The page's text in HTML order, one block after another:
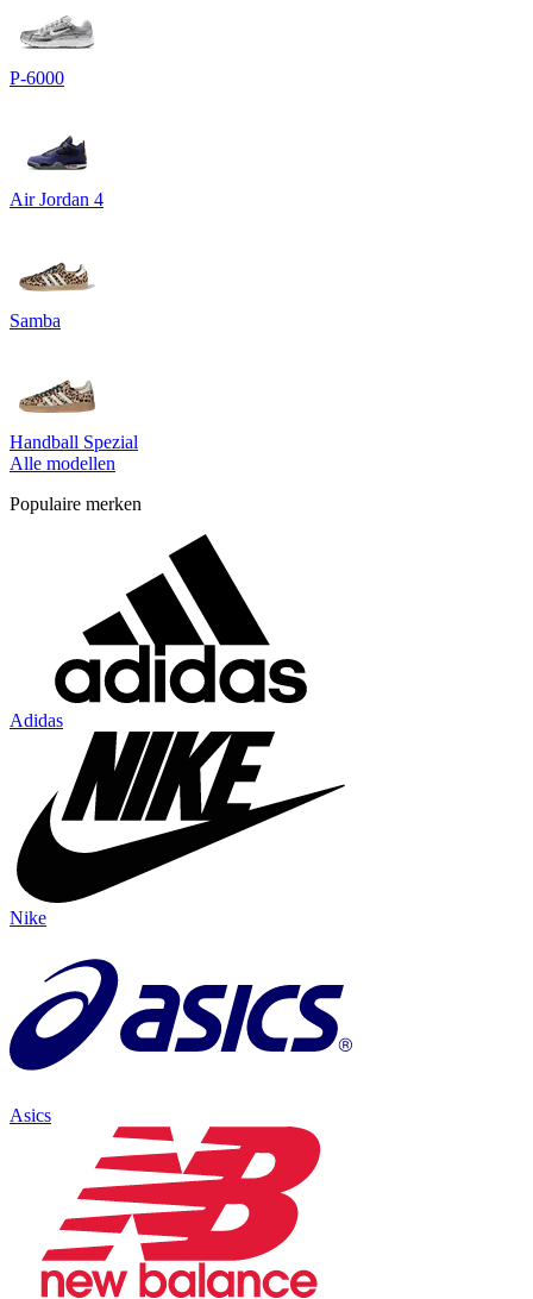
P-6000
Air Jordan 4
Samba
Handball Spezial
Alle modellen
Populaire merken
Adidas
Nike
Asics